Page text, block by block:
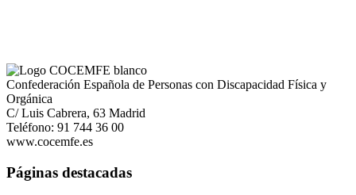
Confederación Española de Personas con Discapacidad Física y
Orgánica
C/ Luis Cabrera, 63 Madrid
Teléfono: 91 744 36 00
www.cocemfe.es
Páginas destacadas